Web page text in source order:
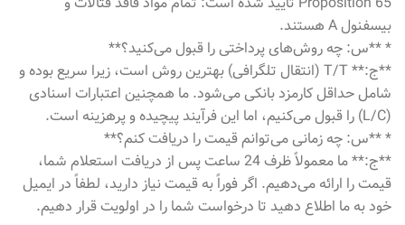
بیسفنول A هستند.
* **س: چه روش‌های پرداختی را قبول می‌کنید؟**
**ج:** T/T (انتقال تلگرافی) بهترین روش است، زیرا سریع بوده و
شامل حداقل کارمزد بانکی می‌شود. ما همچنین اعتبارات اسنادی
(L/C) را قبول می‌کنیم، اما این فرآیند پیچیده و پرهزینه است.
* **س: چه زمانی می‌توانم قیمت را دریافت کنم؟**
**ج:** ما معمولاً ظرف 24 ساعت پس از دریافت استعلام شما،
قیمت را ارائه می‌دهیم. اگر فوراً به قیمت نیاز دارید، لطفاً در ایمیل
خود به ما اطلاع دهید تا درخواست شما را در اولویت قرار دهیم.